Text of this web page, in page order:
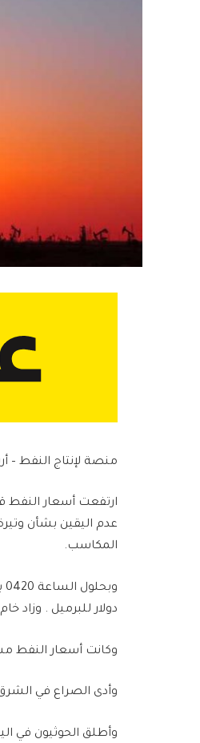
منصة لإنتاج النفط –
ارتفعت أسعار النفط
عدم اليقين بشأن
المكاسب.
دولار للبرميل . وزاد خام غرب تكساس
وكانت أسعار النفط
وأدى الصراع في
وأطلق الحوثيون في